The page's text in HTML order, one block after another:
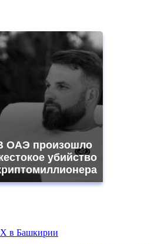
ОАЭ произошло
убийство
в Башкирии